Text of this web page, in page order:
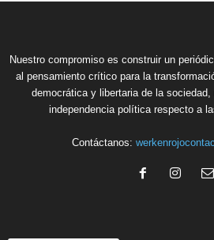
Nuestro compromiso es construir un
al pensamiento crítico para la
democrática y libertaria de la
independencia política respecto a
Contáctanos: